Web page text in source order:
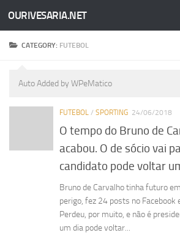
Skip to content
OURIVESARIA.NET
CATEGORY: FUTEBOL
Auto Added by WPeMatico
FUTEBOL / SPORTING 24/06/2018
O tempo do Bruno de
acabou. O de sócio vai
candidato pode voltar
Bruno de Carvalho tinha futuro
perigo, fez 24 posts no Facebook
Perdeu, por muito, e não é
um dia pode voltar...